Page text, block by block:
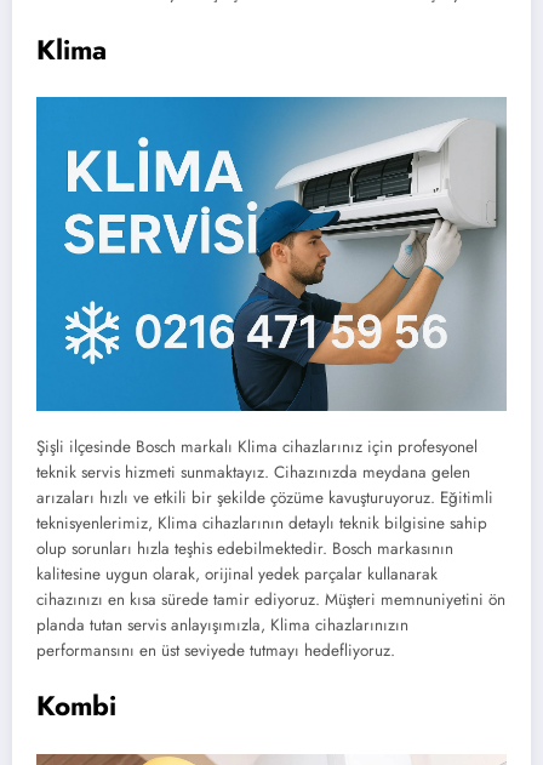
Klima
Şişli ilçesinde Bosch markalı Klima cihazlarınız için profesyonel
teknik servis hizmeti sunmaktayız. Cihazınızda meydana gelen
arızaları hızlı ve etkili bir şekilde çözüme kavuşturuyoruz. Eğitimli
teknisyenlerimiz, Klima cihazlarının detaylı teknik bilgisine sahip
olup sorunları hızla teşhis edebilmektedir. Bosch markasının
kalitesine uygun olarak, orijinal yedek parçalar kullanarak
cihazınızı en kısa sürede tamir ediyoruz. Müşteri memnuniyetini ön
planda tutan servis anlayışımızla, Klima cihazlarınızın
performansını en üst seviyede tutmayı hedefliyoruz.
Kombi